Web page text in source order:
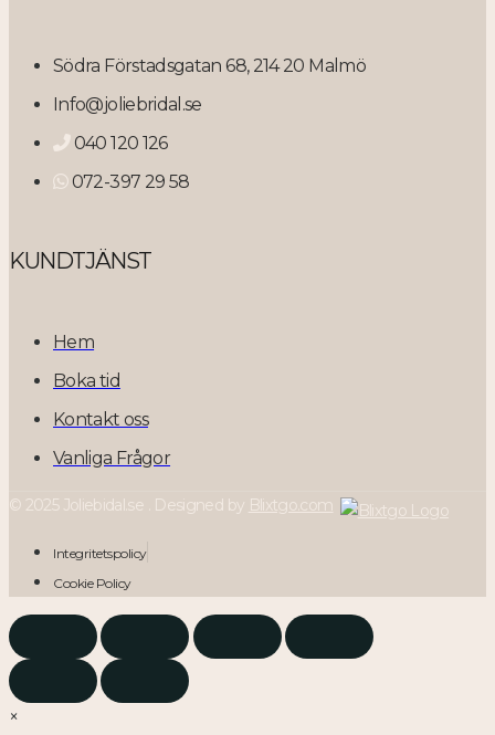
Södra Förstadsgatan 68, 214 20 Malmö
Info@joliebridal.se
040 120 126
072-397 29 58
KUNDTJÄNST
Hem
Boka tid
Kontakt oss
Vanliga Frågor
© 2025 Joliebidal.se . Designed by Blixtgo.com
Integritetspolicy
Cookie Policy
×